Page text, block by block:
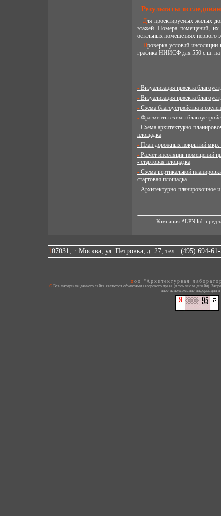
Результаты
Для проектируемых жилых домов расчет выполнен для жилых помещений первого жилого и второго (типового)
этажей. Номера помещений, их
остальных помещениях первого
Проверка условий инсоляции выполнена стандартным графоаналитическим методом с помощью инсоляционного
графика НИИСФ для 550 с.ш. на
- Визуализация проекта
- Визуализация проекта
- Схема благоустройства и
- Фрагменты схемы
- Схема архитектурно-планировочной организации территории мкр. №1 гор. пос. Поварово, МО - стартовая
площадка
- План дорожных покрытий
- Расчет инсоляции помещений проектируемых жилых домов для типового этажа - мкр. №1 гор. пос. Поварово, МО
- стартовая площадка
- Схема вертикальной планировки и инженерной подготовки территории - мкр. №1 гор. пос. Поварово, МО -
стартовая площадка
- Архитектурно-планировочное
Компания ALPN ltd.
107031, г. Москва, ул. Петровка, д. 27, тел.: (495) 694-
ooo "Архитектурная
© Все материалы данного сайта являются объектами авторского права (в том числе дизайн). Запрещается копирование, распространение (в том числе путем копирования на другие сайты и ресурсы в Интернете) или любое
иное использование информации и